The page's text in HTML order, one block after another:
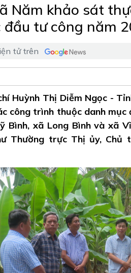
Năm khảo sát
tư công năm
tử trên
Huỳnh Thị Diễm Ngọc -
công trình thuộc danh
Bình, xã Long Bình và xã
Thường trực Thị ủy, Chủ